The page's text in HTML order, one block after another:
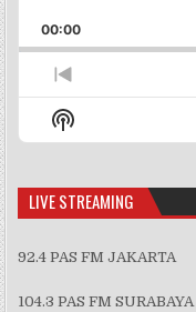
Rate
00:00
Previous
Episode
Show
Podcast
LIVE STREAMING
92.4 PAS FM JAKARTA
104.3 PAS FM SURABAYA